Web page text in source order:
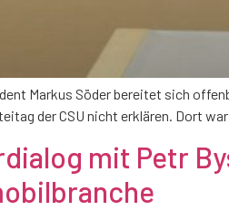
Markus Söder bereitet sich
der CSU nicht erklären. Dort
mit Petr